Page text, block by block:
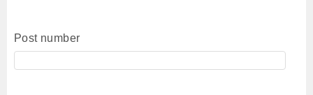
Post number